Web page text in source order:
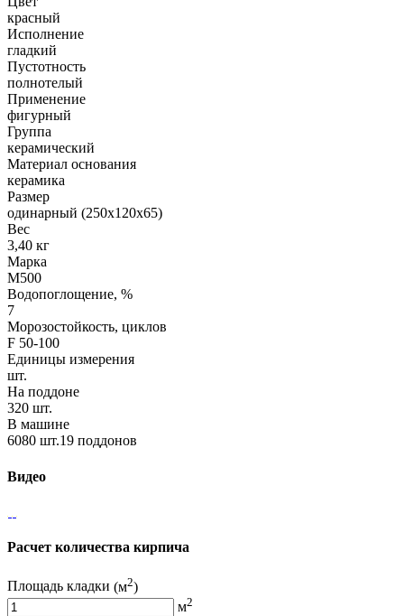
красный
Исполнение
гладкий
Пустотность
полнотелый
Применение
фигурный
Группа
керамический
Материал основания
керамика
Размер
одинарный (250х120х65)
Вес
3,40 кг
Марка
М500
Водопоглощение, %
7
Морозостойкость, циклов
F 50-100
Единицы измерения
шт.
На поддоне
320 шт.
В машине
6080 шт.19 поддонов
Видео
Расчет количества кирпича
Площадь кладки (м2)
м2